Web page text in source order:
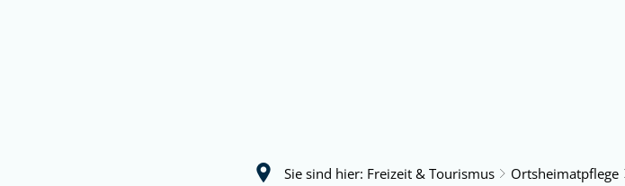
Sie sind hier: Freizeit & Tourismus Ortsheimatpflege